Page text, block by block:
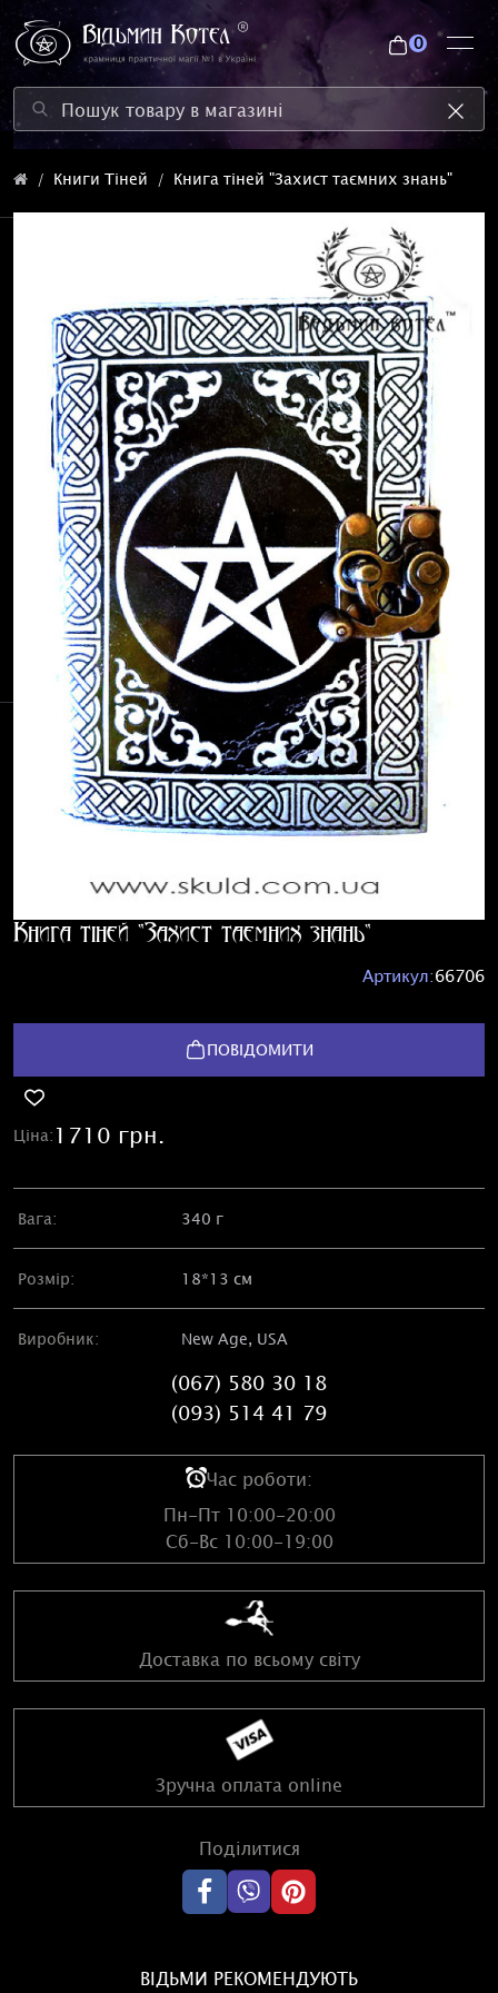
0
Книги Тіней Книга тіней "Захист таємних знань"
Книга тіней "Захист таємних знань"
Артикул:66706
ПОВІДОМИТИ
Ціна: 1710 грн.
Вага: 340 г
Розмір: 18*13 см
Виробник: New Age, USA
(067) 580 30 18
(093) 514 41 79
Час роботи:
Пн-Пт 10:00-20:00
Сб-Вс 10:00-19:00
Доставка по всьому світу
Зручна оплата online
Поділитися
ВІДЬМИ РЕКОМЕНДУЮТЬ